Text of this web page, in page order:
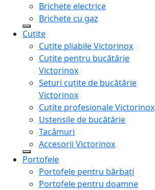
Brichete electrice
Brichete cu gaz
Cuțite
Cuțite pliabile Victorinox
Cuțite pentru bucătărie
Victorinox
Seturi cuțite de bucătărie
Victorinox
Cuțite profesionale Victorinox
Ustensile de bucătărie
Tacâmuri
Accesorii Victorinox
Portofele
Portofele pentru bărbați
Portofele pentru doamne